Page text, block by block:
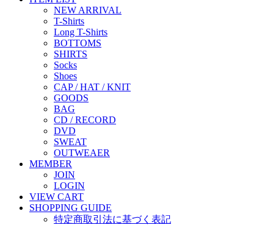
NEW ARRIVAL
T-Shirts
Long T-Shirts
BOTTOMS
SHIRTS
Socks
Shoes
CAP / HAT / KNIT
GOODS
BAG
CD / RECORD
DVD
SWEAT
OUTWEAER
MEMBER
JOIN
LOGIN
VIEW CART
SHOPPING GUIDE
特定商取引法に基づく表記